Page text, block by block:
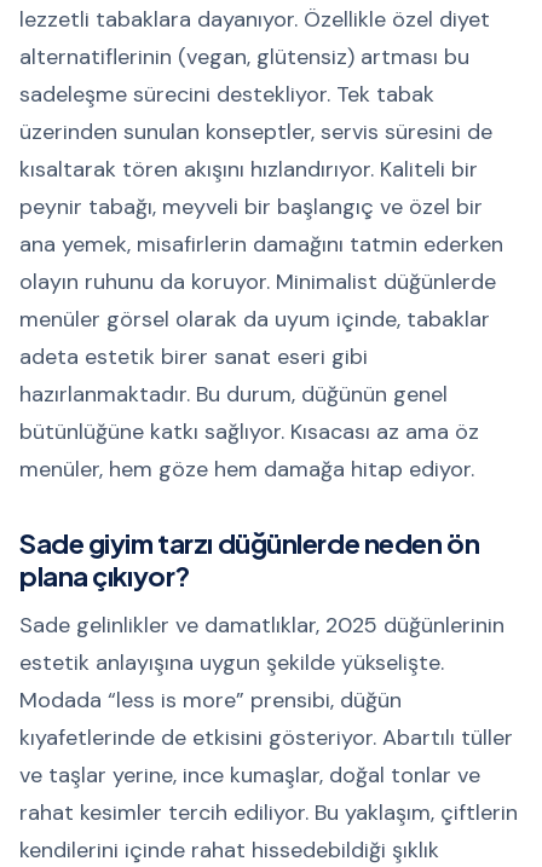
lezzetli tabaklara dayanıyor. Özellikle özel diyet
alternatiflerinin (vegan, glütensiz) artması bu
sadeleşme sürecini destekliyor. Tek tabak
üzerinden sunulan konseptler, servis süresini de
kısaltarak tören akışını hızlandırıyor. Kaliteli bir
peynir tabağı, meyveli bir başlangıç ve özel bir
ana yemek, misafirlerin damağını tatmin ederken
olayın ruhunu da koruyor. Minimalist düğünlerde
menüler görsel olarak da uyum içinde, tabaklar
adeta estetik birer sanat eseri gibi
hazırlanmaktadır. Bu durum, düğünün genel
bütünlüğüne katkı sağlıyor. Kısacası az ama öz
menüler, hem göze hem damağa hitap ediyor.
Sade giyim tarzı düğünlerde neden ön
plana çıkıyor?
Sade gelinlikler ve damatlıklar, 2025 düğünlerinin
estetik anlayışına uygun şekilde yükselişte.
Modada “less is more” prensibi, düğün
kıyafetlerinde de etkisini gösteriyor. Abartılı tüller
ve taşlar yerine, ince kumaşlar, doğal tonlar ve
rahat kesimler tercih ediliyor. Bu yaklaşım, çiftlerin
kendilerini içinde rahat hissedebildiği şıklık